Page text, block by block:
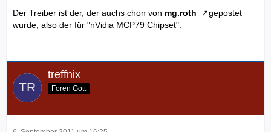
Der Treiber ist der, der auchs chon von mg.roth
gepostet
wurde, also der für "nVidia MCP79 Chipset".
treffnix
Foren Gott